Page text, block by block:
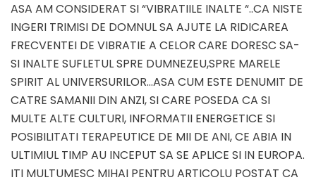
ASA AM CONSIDERAT SI “VIBRATIILE INALTE “..CA NISTE
INGERI TRIMISI DE DOMNUL SA AJUTE LA RIDICAREA
FRECVENTEI DE VIBRATIE A CELOR CARE DORESC SA-
SI INALTE SUFLETUL SPRE DUMNEZEU,SPRE MARELE
SPIRIT AL UNIVERSURILOR…ASA CUM ESTE DENUMIT DE
CATRE SAMANII DIN ANZI, SI CARE POSEDA CA SI
MULTE ALTE CULTURI, INFORMATII ENERGETICE SI
POSIBILITATI TERAPEUTICE DE MII DE ANI, CE ABIA IN
ULTIMIUL TIMP AU INCEPUT SA SE APLICE SI IN EUROPA.
ITI MULTUMESC MIHAI PENTRU ARTICOLU POSTAT CA